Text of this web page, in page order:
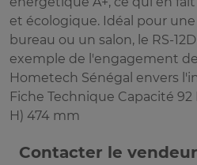
et écologique. Idéal pour
bureau ou un salon, le RS-
exemple de l'engagement
Hometech Sénégal envers
Fiche Technique Capacité 92
H) 474 mm
Contacter le vendeur